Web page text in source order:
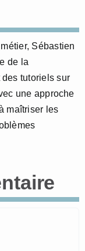
Sébastien
de la
tutoriels sur
une approche
maîtriser les